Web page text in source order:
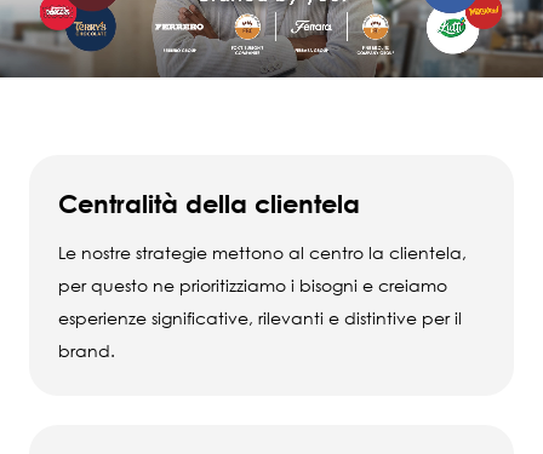
Centralità della clientela
Le nostre strategie mettono al centro la clientela,
per questo ne prioritizziamo i bisogni e creiamo
esperienze significative, rilevanti e distintive per il
brand.